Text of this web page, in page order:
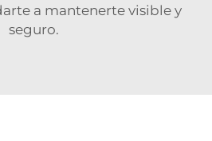
a mantenerte visible y
seguro.